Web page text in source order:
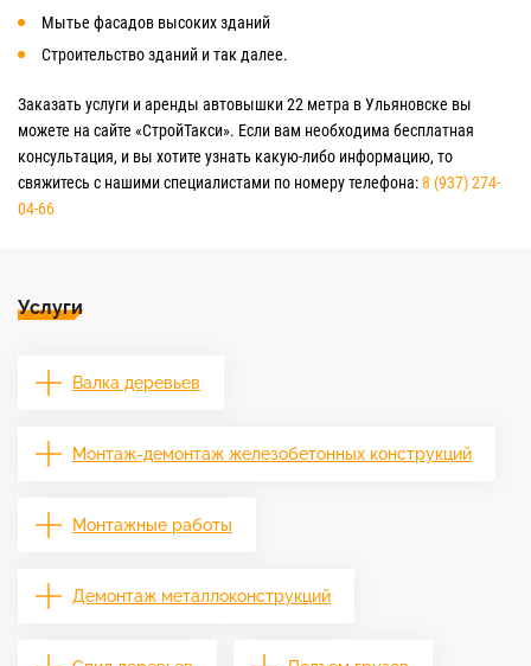
Мытье фасадов высоких зданий
Строительство зданий и так далее.
Заказать услуги и аренды автовышки 22 метра в Ульяновске вы
можете на сайте «СтройТакси». Если вам необходима бесплатная
консультация, и вы хотите узнать какую-либо информацию, то
свяжитесь с нашими специалистами по номеру телефона:8 (937) 274-
04-66
Услуги
Валка деревьев
Монтаж-демонтаж железобетонных конструкций
Монтажные работы
Демонтаж металлоконструкций